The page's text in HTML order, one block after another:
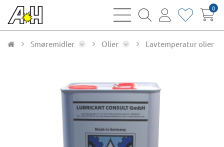
bars
magnifying
user
heart0
Smøremidler Olier Lavtemperatur olier